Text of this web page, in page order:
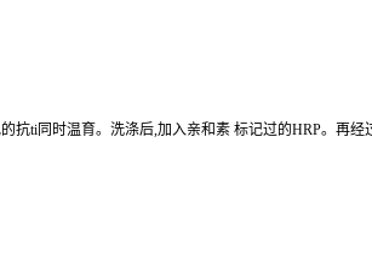
抗ti 同时温育。洗涤后,加入亲和素 标记过的HRP。再经